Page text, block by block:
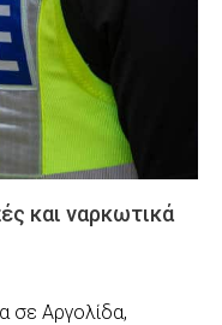
και ναρκωτικά
σε Αργολίδα,